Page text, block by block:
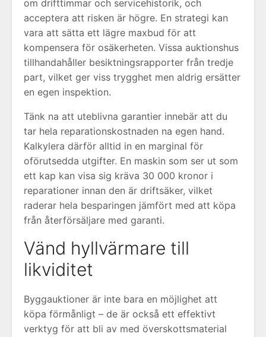
om drifttimmar och servicehistorik, och
acceptera att risken är högre. En strategi kan
vara att sätta ett lägre maxbud för att
kompensera för osäkerheten. Vissa auktionshus
tillhandahåller besiktningsrapporter från tredje
part, vilket ger viss trygghet men aldrig ersätter
en egen inspektion.
Tänk na att uteblivna garantier innebär att du
tar hela reparationskostnaden na egen hand.
Kalkylera därför alltid in en marginal för
oförutsedda utgifter. En maskin som ser ut som
ett kap kan visa sig kräva 30 000 kronor i
reparationer innan den är driftsäker, vilket
raderar hela besparingen jämfört med att köpa
från återförsäljare med garanti.
Vänd hyllvärmare till
likviditet
Byggauktioner är inte bara en möjlighet att
köpa förmånligt – de är också ett effektivt
verktyg för att bli av med överskottsmaterial